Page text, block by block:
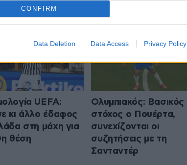
CONFIRM
Data Deletion Data Access Privacy Policy
UEFA:
κι άλλο έδαφος
στη μάχη για
θέση
Ολυμπιακός: Βασικός
στόχος ο Πουέρτα,
συνεχίζονται οι
συζητήσεις με τη
Σανταντέρ